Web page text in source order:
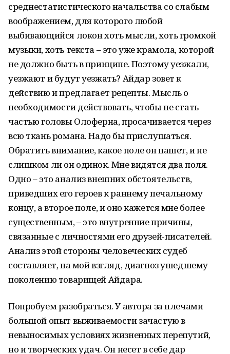
среднестатистического начальства со слабым
воображением, для которого любой
выбивающийся локон хоть мысли, хоть громкой
музыки, хоть текста – это уже крамола, которой
не должно быть в принципе. Поэтому уезжали,
уезжают и будут уезжать? Айдар зовет к
действию и предлагает рецепты. Мысль о
необходимости действовать, чтобы не стать
частью головы Олоферна, просачивается через
всю ткань романа. Надо бы прислушаться.
Обратить внимание, какое поле он пашет, и не
слишком ли он одинок. Мне видятся два поля.
Одно – это анализ внешних обстоятельств,
приведших его героев к раннему печальному
концу, а второе поле, и оно кажется мне более
существенным, – это внутренние причины,
связанные с личностями его друзей-писателей.
Анализ этой стороны человеческих судеб
составляет, на мой взгляд, диагноз ушедшему
поколению товарищей Айдара.
Попробуем разобраться. У автора за плечами
большой опыт выживаемости зачастую в
невыносимых условиях жизненных перепутий,
но и творческих удач. Он несет в себе дар